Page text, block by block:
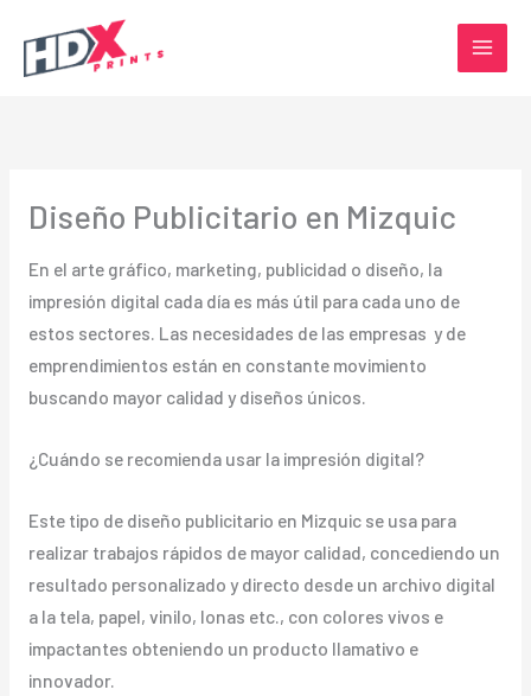
contenido
Diseño Publicitario en Mizquic
En el arte gráfico, marketing, publicidad o diseño, la
impresión digital cada día es más útil para cada uno de
estos sectores. Las necesidades de las empresas y de
emprendimientos están en constante movimiento
buscando mayor calidad y diseños únicos.
¿Cuándo se recomienda usar la impresión digital?
Este tipo de diseño publicitario en Mizquic se usa para
realizar trabajos rápidos de mayor calidad, concediendo un
resultado personalizado y directo desde un archivo digital
a la tela, papel, vinilo, lonas etc., con colores vivos e
impactantes obteniendo un producto llamativo e
innovador.